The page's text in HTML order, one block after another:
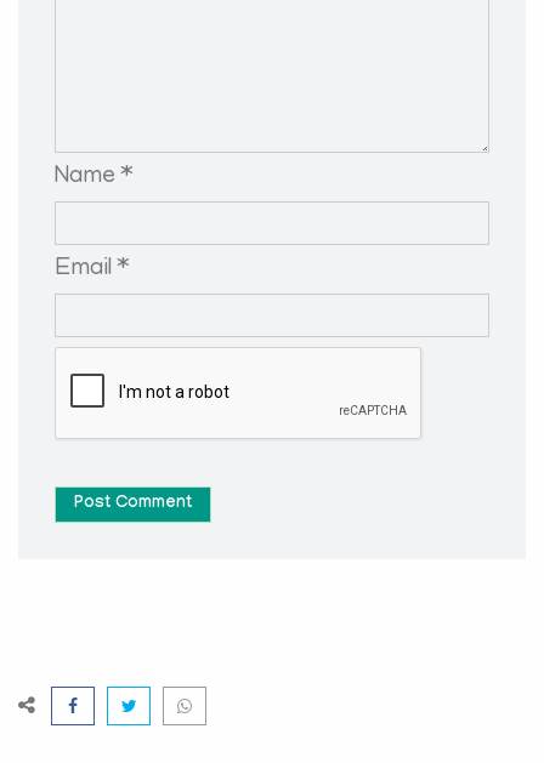
Name *
Email *
Post Comment